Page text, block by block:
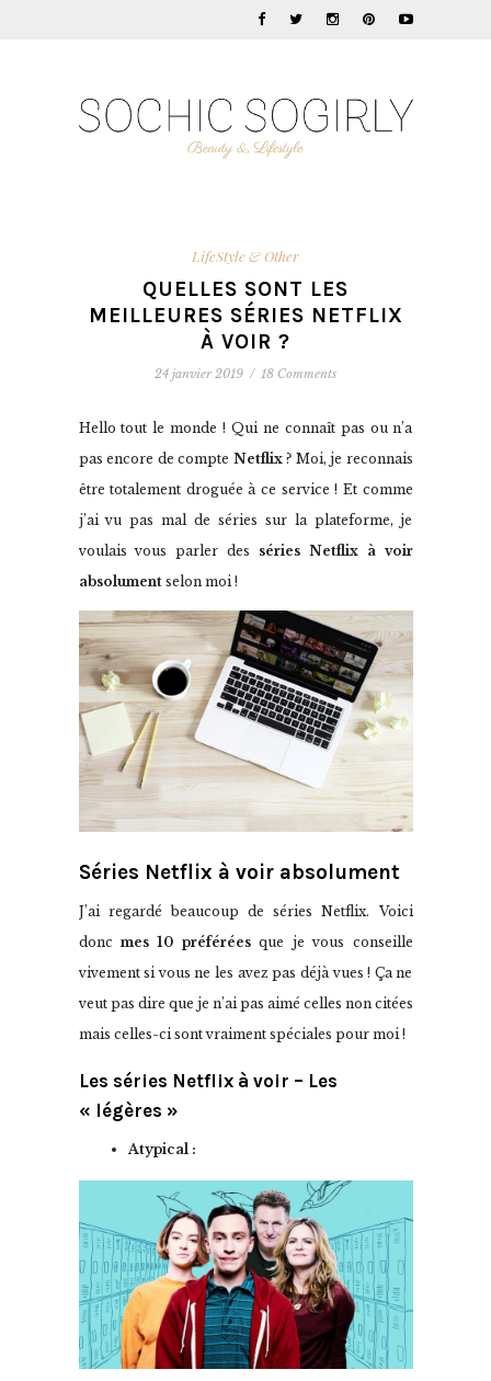
LifeStyle & Other
QUELLES SONT LES
MEILLEURES SÉRIES NETFLIX
À VOIR ?
24 janvier 2019 / 18 Comments
Hello tout le monde ! Qui ne connaît pas ou n’a
pas encore de compte Netflix? Moi, je reconnais
être totalement droguée à ce service ! Et comme
j’ai vu pas mal de séries sur la plateforme, je
voulais vous parler des séries Netflix à voir
absolumentselon moi !
Séries Netflix à voir absolument
J’ai regardé beaucoup de séries Netflix. Voici
donc mes 10 préféréesque je vous conseille
vivement si vous ne les avez pas déjà vues ! Ça ne
veut pas dire que je n’ai pas aimé celles non citées
mais celles-ci sont vraiment spéciales pour moi !
Les séries Netflix à voir – Les
« légères »
Atypical :